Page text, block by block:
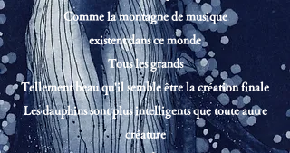
Comme la montagne de musique
existent dans ce monde
Tous les grands
Tellement beau qu'il semble être la création finale
Les dauphins sont plus intelligents que toute autre
créature